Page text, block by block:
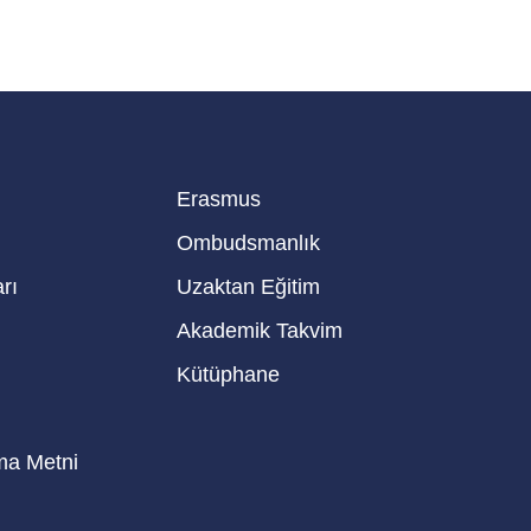
Metni
Erasmus
Ombudsmanlık
Uzaktan Eğitim
Akademik Takvim
Kütüphane